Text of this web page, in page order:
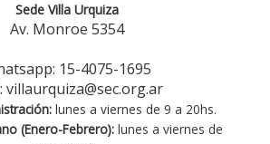
Sede Villa Urquiza
Av. Monroe 5354
15-4075-1695
villaurquiza@sec.org.ar
lunes a viernes de 9 a 20hs.
(Enero-Febrero): lunes a viernes de